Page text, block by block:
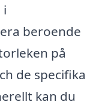
i
beroende
på
de specifika
kan du